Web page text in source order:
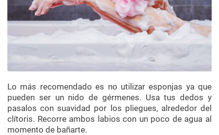
Lo más recomendado es no utilizar esponjas ya que
pueden ser un nido de gérmenes. Usa tus dedos y
pasalos con suavidad por los pliegues, alrededor del
clítoris. Recorre ambos labios con un poco de agua al
momento de bañarte.